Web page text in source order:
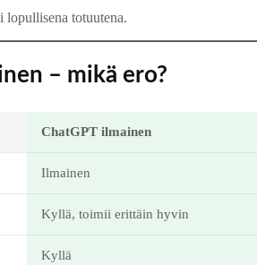
lopullisena totuutena.
– mikä ero?
ChatGPT ilmainen
Ilmainen
Kyllä, toimii erittäin hyvin
Kyllä